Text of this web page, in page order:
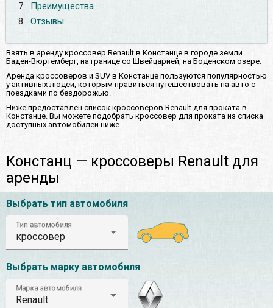
7
Преимущества
8
Отзывы
Взять в аренду кроссовер Renault в Констанце в городе земли
Баден-Вюртемберг, на границе со Швейцарией, на Боденском озере.
Аренда кроссоверов и SUV в Констанце пользуются популярностью
у активных людей, которым нравиться путешествовать на авто с
поездками по бездорожью.
Ниже предоставлен список кроссоверов Renault для проката в
Констанце. Вы можете подобрать кроссовер для проката из списка
доступных автомобилей ниже.
Констанц — кроссоверы Renault для
аренды
Выбрать тип автомобиля
Тип автомобиля
кроссовер
Выбрать марку автомобиля
Марка автомобиля
Renault